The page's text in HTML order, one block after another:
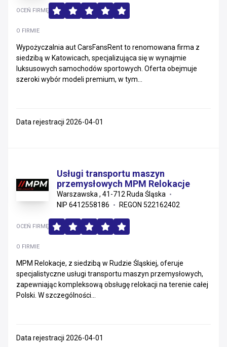
O FIRMIE
Wypożyczalnia aut CarsFansRent to renomowana firma z
siedzibą w Katowicach, specjalizująca się w wynajmie
luksusowych samochodów sportowych. Oferta obejmuje
szeroki wybór modeli premium, w tym...
OCEŃ FIRMĘ
Data rejestracji 2026-04-01
Usługi transportu maszyn
przemysłowych MPM Relokacje
Warszawska , 41-712 Ruda Śląska
NIP 6412558186
REGON 522162402
O FIRMIE
MPM Relokacje, z siedzibą w Rudzie Śląskiej, oferuje
specjalistyczne usługi transportu maszyn przemysłowych,
zapewniając kompleksową obsługę relokacji na terenie całej
Polski. W szczególności...
OCEŃ FIRMĘ
Data rejestracji 2026-04-01